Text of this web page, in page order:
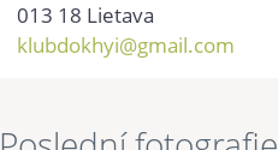
013 18 Lietava
klubdokhyi@gmail.com